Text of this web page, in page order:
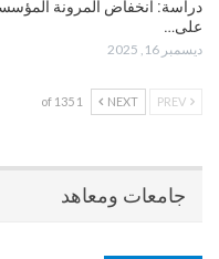
دراسة: انخفاض المرونة
على…
ديسمبر 16, 2025
NEXT
1 of 135
جامعات ومعاهد